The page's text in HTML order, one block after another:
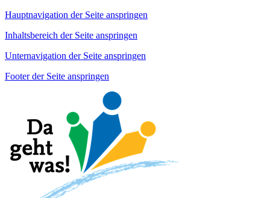
Hauptnavigation der Seite anspringen
Inhaltsbereich der Seite anspringen
Unternavigation der Seite anspringen
Footer der Seite anspringen